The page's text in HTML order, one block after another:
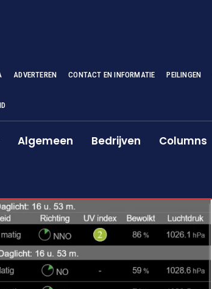
ADVERTEREN CONTACT EN INFORMATIE PEILINGEN
Algemeen Bedrijven Columns